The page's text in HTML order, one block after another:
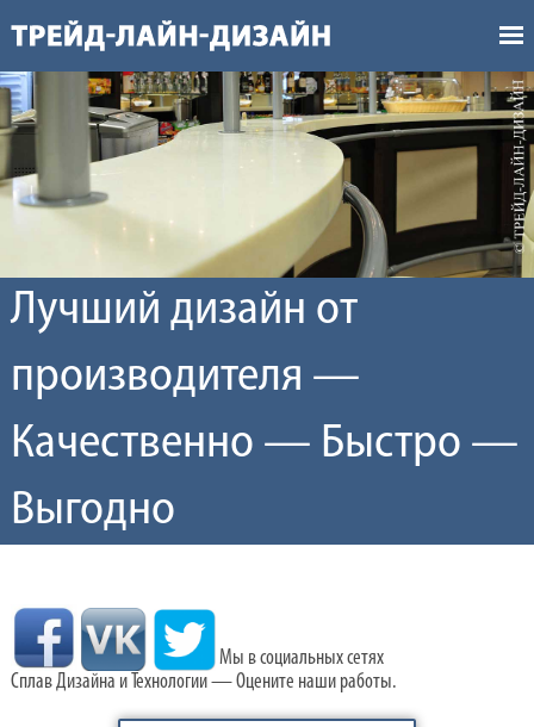
Лучший дизайн от
производителя —
Качественно — Быстро —
Выгодно
Мы в социальных сетях
Сплав Дизайна и Технологии — Оцените наши работы.